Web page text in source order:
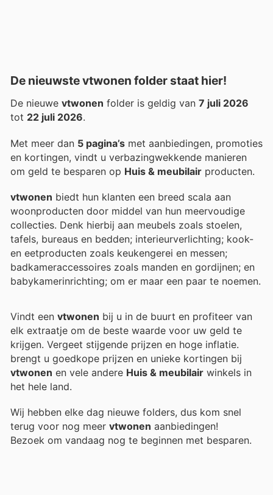
De nieuwste vtwonen folder staat hier!
De nieuwe vtwonen folder is geldig van 7 juli 2026
tot 22 juli 2026.
Met meer dan 5 pagina’s met aanbiedingen, promoties
en kortingen, vindt u verbazingwekkende manieren
om geld te besparen op Huis & meubilair producten.
vtwonen biedt hun klanten een breed scala aan
woonproducten door middel van hun meervoudige
collecties. Denk hierbij aan meubels zoals stoelen,
tafels, bureaus en bedden; interieurverlichting; kook-
en eetproducten zoals keukengerei en messen;
badkameraccessoires zoals manden en gordijnen; en
babykamerinrichting; om er maar een paar te noemen.
Vindt een vtwonen bij u in de buurt en profiteer van
elk extraatje om de beste waarde voor uw geld te
krijgen. Vergeet stijgende prijzen en hoge inflatie.
brengt u goedkope prijzen en unieke kortingen bij
vtwonen en vele andere Huis & meubilair winkels in
het hele land.
Wij hebben elke dag nieuwe folders, dus kom snel
terug voor nog meer vtwonen aanbiedingen!
Bezoek om vandaag nog te beginnen met besparen.